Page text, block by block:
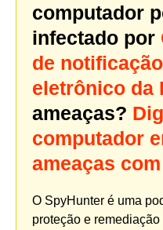
computador
infectado por
de
eletrônico da
ameaças?
computador
ameaças
O SpyHunter é uma
proteção e